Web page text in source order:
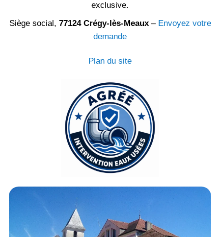
exclusive.
Siège social, 77124 Crégy-lès-Meaux– Envoyez votre
demande
Plan du site